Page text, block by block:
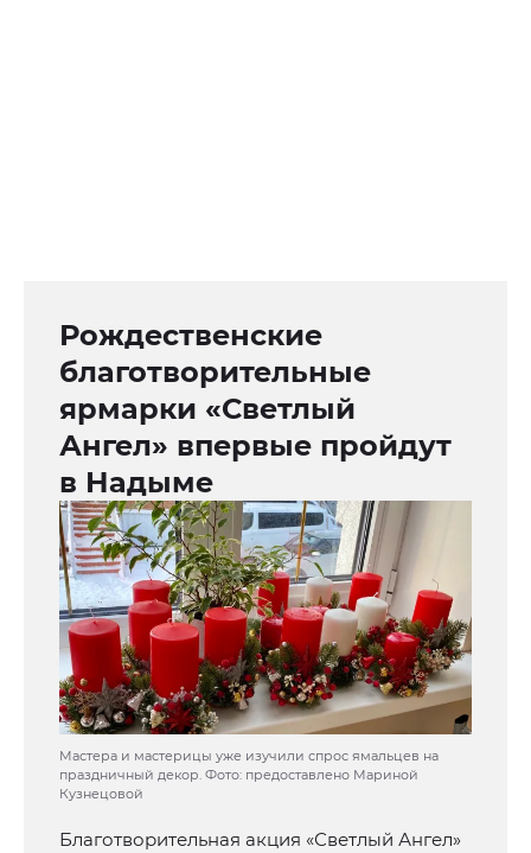
Рождественские
благотворительные
ярмарки «Светлый
Ангел» впервые пройдут
в Надыме
Мастера и мастерицы уже изучили спрос ямальцев на
праздничный декор. Фото: предоставлено Мариной
Кузнецовой
Благотворительная акция «Светлый Ангел»